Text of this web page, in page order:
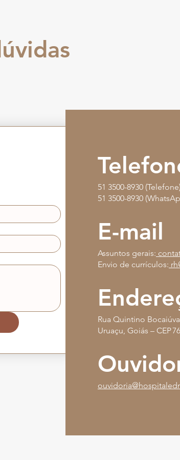
51 3500-8930
51 3500-8930
E-mail
Assuntos gerais:
Envio de currículos:
Rua Quintino
Uruaçu, Goiás – CEP
ouvidoria@